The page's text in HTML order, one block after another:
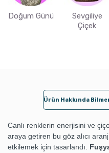
Doğum Günü
Sevgiliye
Çiçek
Ürün Hakkında
Canlı renklerin enerjisini ve
araya getiren bu göz alıcı
etkilemek için tasarlandı.